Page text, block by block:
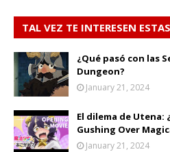
TAL VEZ TE INTERESEN
¿Qué pasó con las
Dungeon?
January 21, 2024
El dilema de Utena:
Gushing Over
January 21, 2024